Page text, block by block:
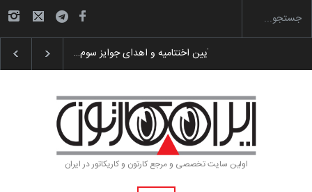
گزارش تصویری آیین اختتامیه و اهدای جوایز سوم…
اولین سایت تخصصی و مرجع کارتون و کاریکاتور در ایران